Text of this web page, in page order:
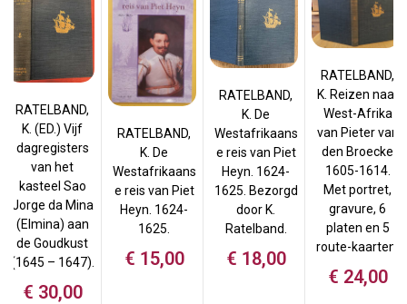
RATELBAND,
K. (ED.) Vijf
dagregisters
van het
kasteel Sao
Jorge da Mina
(Elmina) aan
de Goudkust
(1645 – 1647).
€ 30,00
RATELBAND,
K. De
Westafrikaans
e reis van Piet
Heyn. 1624-
1625.
€ 15,00
RATELBAND,
K. De
Westafrikaans
e reis van Piet
Heyn. 1624-
1625. Bezorgd
door K.
Ratelband.
€ 18,00
RATELBAND,
K. Reizen naar
West-Afrika
van Pieter van
den Broecke
1605-1614.
Met portret,
gravure, 6
platen en 5
route-kaarten.
€ 24,00